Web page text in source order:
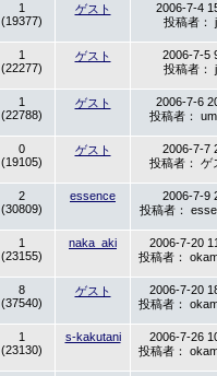
1
(19377)
ゲスト
2006-7-4
投稿者：
1
(22277)
ゲスト
2006-7-5
投稿者：
1
(22788)
ゲスト
2006-7-6
投稿者：
0
(19105)
ゲスト
2006-7-7
投稿者： ゲ
2
(30809)
essence
2006-7-9
投稿者：
1
(23155)
naka_aki
2006-7-20
投稿者：
8
(37540)
ゲスト
2006-7-20
投稿者：
1
(23130)
s-kakutani
2006-7-26
投稿者：